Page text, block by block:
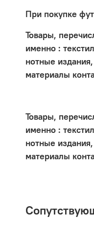
При покупке
Товары,
именно :
нотные
материалы
Товары,
именно :
нотные
материалы